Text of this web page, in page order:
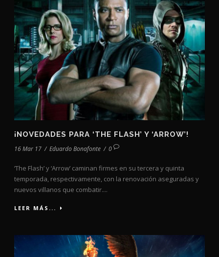
¡NOVEDADES PARA ‘THE FLASH’ Y ‘ARROW’!
16 Mar 17 / Eduardo Bonafonte / 0
‘The Flash’ y ‘Arrow’ caminan firmes en su tercera y quinta
temporada, respectivamente, con la renovación aseguradas y
nuevos villanos que combatir....
LEER MÁS...